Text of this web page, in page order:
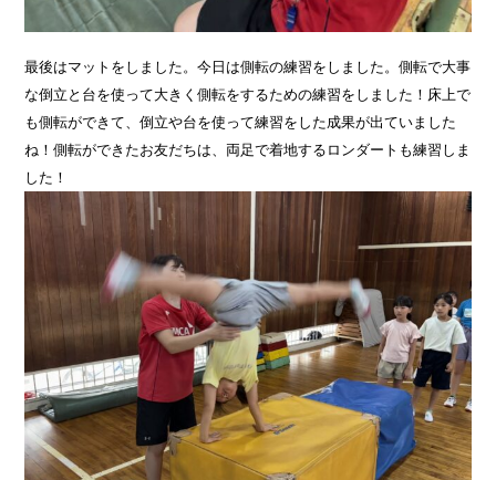
最後はマットをしました。今日は側転の練習をしました。側転で大事
な倒立と台を使って大きく側転をするための練習をしました！床上で
も側転ができて、倒立や台を使って練習をした成果が出ていました
ね！側転ができたお友だちは、両足で着地するロンダートも練習しま
した！